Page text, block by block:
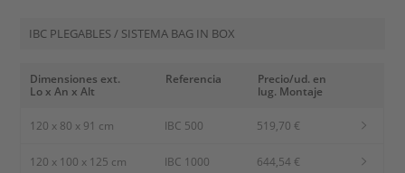
IBC PLEGABLES / SISTEMA BAG IN BOX
Dimensiones ext.
Lo x An x Alt
Referencia
Precio/ud. en
lug. Montaje
120 x 80 x 91 cm IBC 500 519,70 €
120 x 100 x 125 cm IBC 1000 644,54 €